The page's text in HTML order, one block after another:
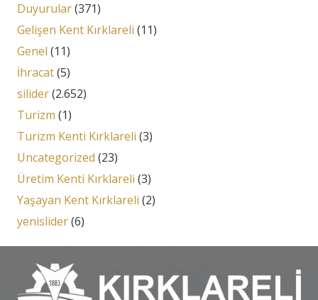
Duyurular(371)
Gelişen Kent Kırklareli (11)
Genel (11)
İhracat(5)
silider(2.652)
Turizm (1)
Turizm Kenti Kırklareli (3)
Uncategorized (23)
Üretim Kenti Kırklareli (3)
Yaşayan Kent Kırklareli (2)
yenislider(6)